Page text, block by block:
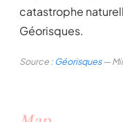
catastrophe
Géorisques.
Source :Géorisques—